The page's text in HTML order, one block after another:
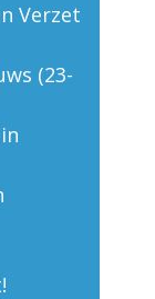
Verzet
(23-